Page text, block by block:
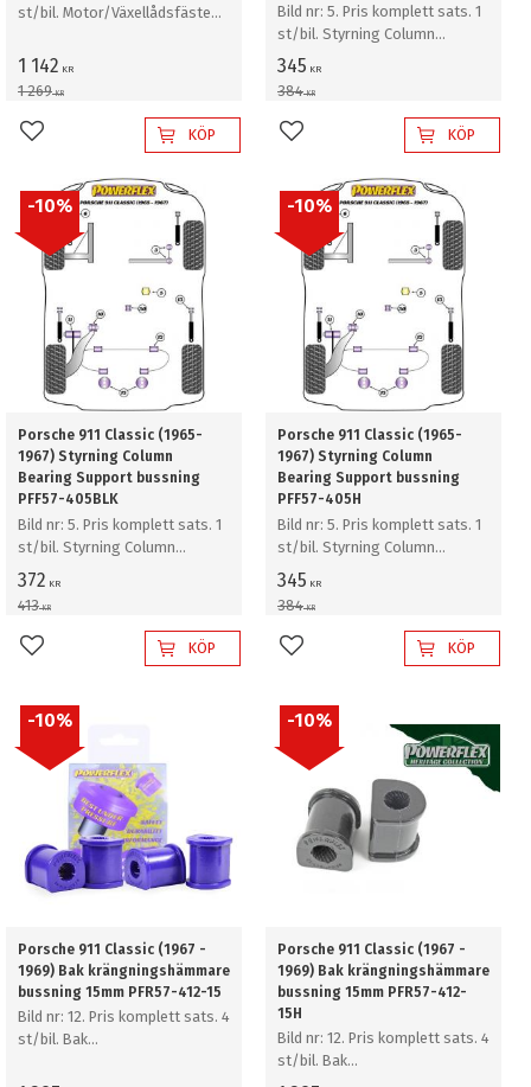
st/bil. Motor/Växellådsfäste
1 142 KR
1 269KR
Lägg till i favoriterKÖP
Bild nr: 5. Pris komplett sats. 1
st/bil. Styrning Column
Bearing Support bussning
345 KR
384KR
Lägg till i favoriterKÖP
Porsche 911 Classic (1965-
1967) Styrning Column
Bearing Support bussning
PFF57-405BLK
Bild nr: 5. Pris komplett sats. 1
st/bil. Styrning Column
Bearing Support bussning
372 KR
413KR
10%
Lägg till i favoriterKÖP
Porsche 911 Classic (1965-
1967) Styrning Column
Bearing Support bussning
PFF57-405H
Bild nr: 5. Pris komplett sats. 1
st/bil. Styrning Column
Bearing Support bussning
345 KR
384KR
10%
Lägg till i favoriterKÖP
Porsche 911 Classic (1967 -
1969) Bak krängningshämmare
bussning 15mm PFR57-412-15
Bild nr: 12. Pris komplett sats. 4
st/bil. Bak
10%
Porsche 911 Classic (1967 -
1969) Bak krängningshämmare
bussning 15mm PFR57-412-
15H
Bild nr: 12. Pris komplett sats. 4
st/bil. Bak
krängningshämmare bussning
10%